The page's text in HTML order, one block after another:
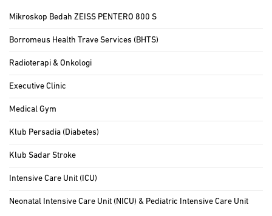
Mikroskop Bedah ZEISS PENTERO 800 S
Borromeus Health Trave Services (BHTS)
Radioterapi & Onkologi
Executive Clinic
Medical Gym
Klub Persadia (Diabetes)
Klub Sadar Stroke
Intensive Care Unit (ICU)
Neonatal Intensive Care Unit (NICU) & Pediatric Intensive Care Unit